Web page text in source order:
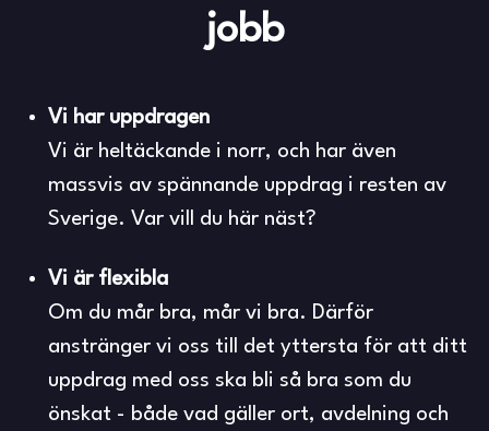
jobb
Vi har uppdragen
Vi är heltäckande i norr, och har även
massvis av spännande uppdrag i resten av
Sverige. Var vill du här näst?
Vi är flexibla
Om du mår bra, mår vi bra. Därför
anstränger vi oss till det yttersta för att ditt
uppdrag med oss ska bli så bra som du
önskat - både vad gäller ort, avdelning och